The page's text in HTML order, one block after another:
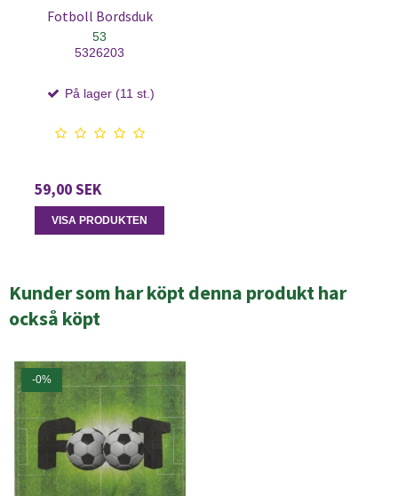
Fotboll Bordsduk
53
5326203
På lager (11 st.)
59,00 SEK
VISA PRODUKTEN
Kunder som har köpt denna produkt har
också köpt
-0%